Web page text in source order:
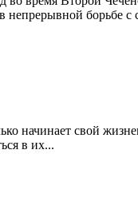
борьбе с
начинает свой
в их...